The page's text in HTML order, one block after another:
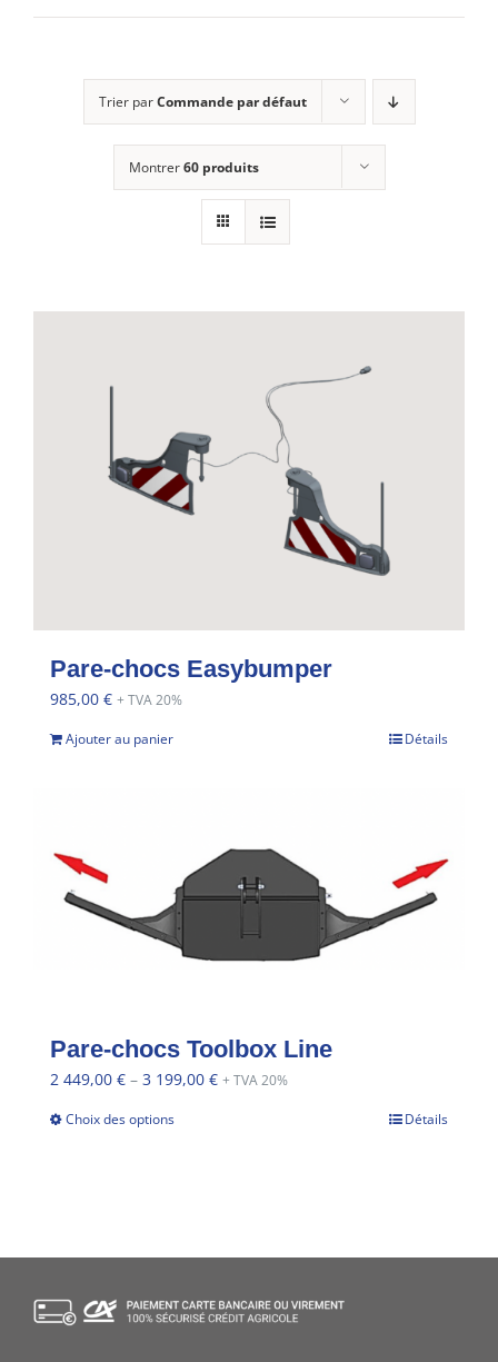
Trier parCommande par défaut
Montrer60 produits
Pare-chocs Easybumper
985,00 € + TVA 20%
Ajouter au panier Détails
Pare-chocs Toolbox Line
2 449,00 € – 3 199,00 € + TVA 20%
Choix des options Détails